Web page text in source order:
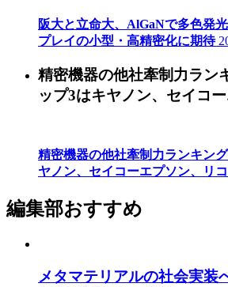
阪大と立命大、AlGaNで多色発
プレイの小型・高精密化に期待
精密機器の他社牽制力ラ
ップ3はキヤノン、セイコ
精密機器の他社牽制力ランキン
ヤノン、セイコーエプソン、リ
編集部おすすめ
メタマテリアルの社会実